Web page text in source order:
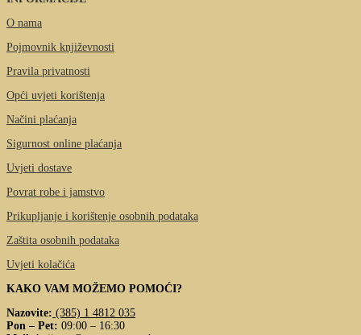
O nama
Pojmovnik književnosti
Pravila privatnosti
Opći uvjeti korištenja
Načini plaćanja
Sigurnost online plaćanja
Uvjeti dostave
Povrat robe i jamstvo
Prikupljanje i korištenje osobnih podataka
Zaštita osobnih podataka
Uvjeti kolačića
KAKO VAM MOŽEMO POMOĆI?
Nazovite: (385) 1 4812 035
Pon – Pet: 09:00 – 16:30